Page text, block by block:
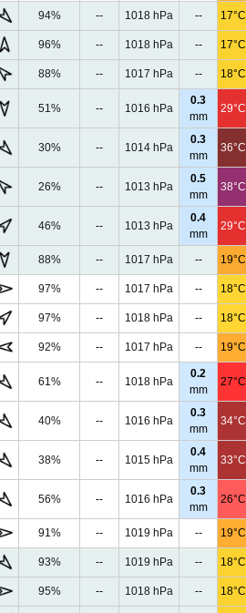
94% -- 1018 hPa -- 17°C
96% -- 1018 hPa -- 17°C
88% -- 1017 hPa -- 18°C
51% -- 1016 hPa
0.3
mm
29°C
30% -- 1014 hPa
0.3
mm
36°C
26% -- 1013 hPa
0.5
mm
38°C
46% -- 1013 hPa
0.4
mm
29°C
88% -- 1017 hPa -- 19°C
97% -- 1017 hPa -- 18°C
97% -- 1018 hPa -- 18°C
92% -- 1017 hPa -- 19°C
61% -- 1018 hPa
0.2
mm
27°C
40% -- 1016 hPa
0.3
mm
34°C
38% -- 1015 hPa
0.4
mm
33°C
56% -- 1016 hPa
0.3
mm
26°C
91% -- 1019 hPa -- 19°C
93% -- 1019 hPa -- 18°C
95% -- 1018 hPa -- 18°C